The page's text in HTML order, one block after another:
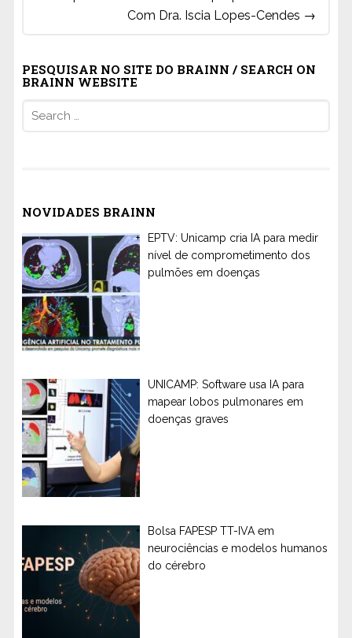
Com Dra. Iscia Lopes-Cendes →
PESQUISAR NO SITE DO BRAINN / SEARCH ON
BRAINN WEBSITE
NOVIDADES BRAINN
EPTV: Unicamp cria IA para medir
nível de comprometimento dos
pulmões em doenças
UNICAMP: Software usa IA para
mapear lobos pulmonares em
doenças graves
Bolsa FAPESP TT-IVA em
neurociências e modelos humanos
do cérebro